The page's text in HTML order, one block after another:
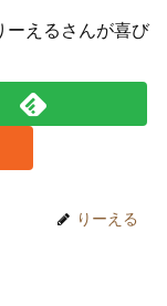
ーえるさんが喜び
りーえる